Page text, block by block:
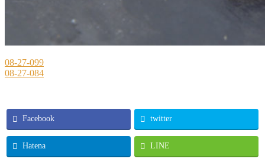
08-27-099
08-27-084
Facebook twitter
Hatena LINE